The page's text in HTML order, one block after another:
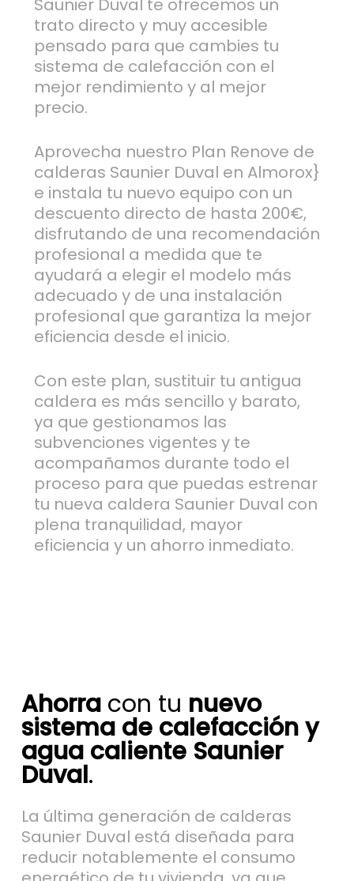
Saunier Duval te ofrecemos un
trato directo y muy accesible
pensado para que cambies tu
sistema de calefacción con el
mejor rendimiento y al mejor
precio.
Aprovecha nuestro Plan Renove de
calderas Saunier Duval en Almorox}
e instala tu nuevo equipo con un
descuento directo de hasta 200€,
disfrutando de una recomendación
profesional a medida que te
ayudará a elegir el modelo más
adecuado y de una instalación
profesional que garantiza la mejor
eficiencia desde el inicio.
Con este plan, sustituir tu antigua
caldera es más sencillo y barato,
ya que gestionamos las
subvenciones vigentes y te
acompañamos durante todo el
proceso para que puedas estrenar
tu nueva caldera Saunier Duval con
plena tranquilidad, mayor
eficiencia y un ahorro inmediato.
Ahorracon tu nuevo
sistema de calefacción y
agua caliente Saunier
Duval.
La última generación de calderas
Saunier Duval está diseñada para
reducir notablemente el consumo